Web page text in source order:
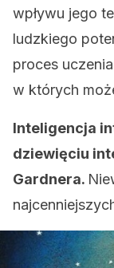
wpływu jego
ludzkiego
proces
w których
Inteligencja
dziewięciu
Gardnera.